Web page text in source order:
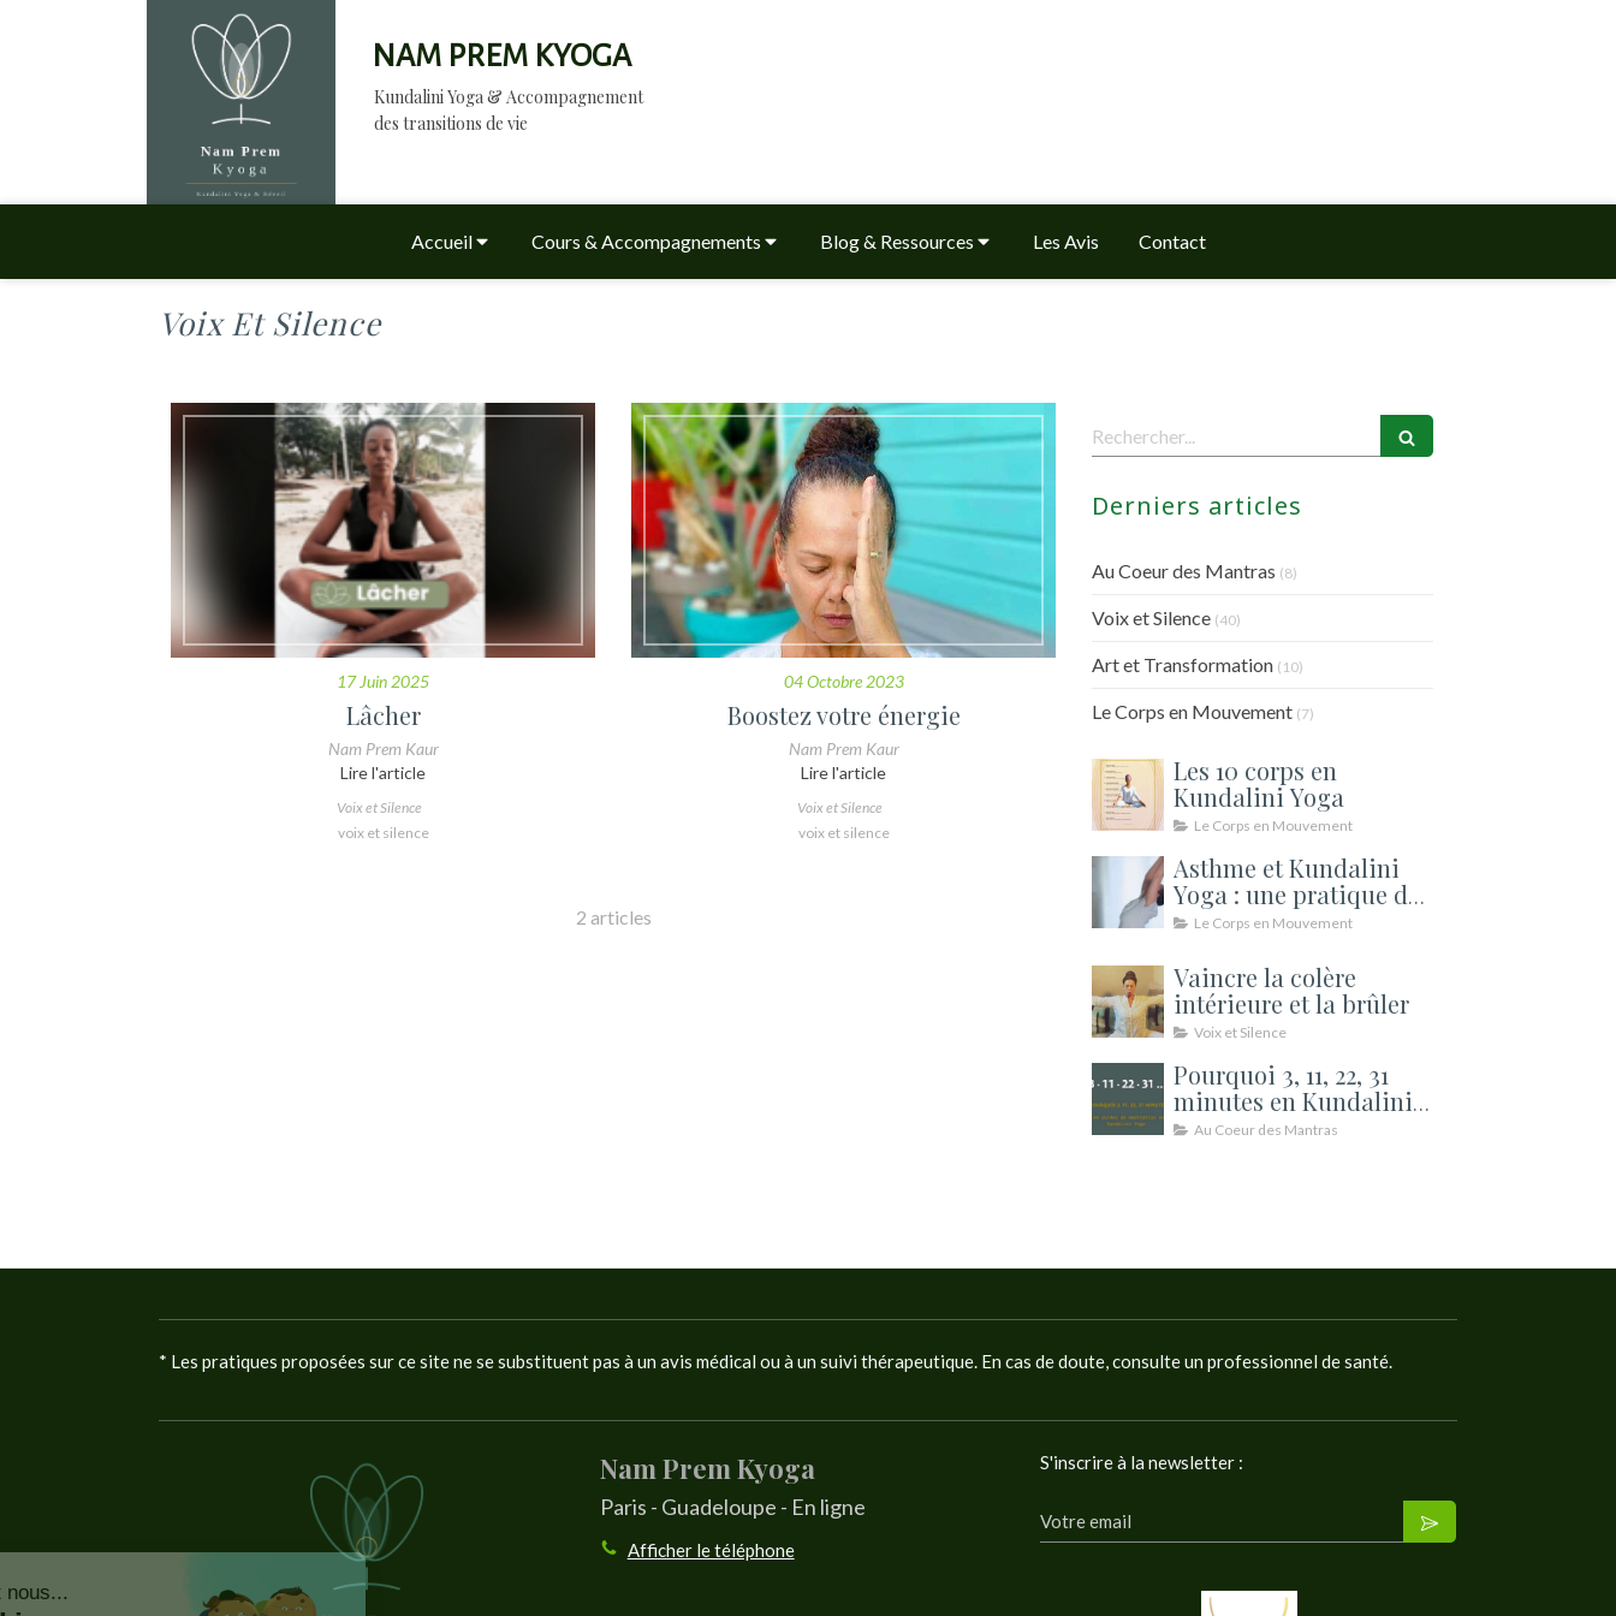
NAM PREM KYOGA
Kundalini Yoga & Accompagnement
des transitions de vie
Accueil Cours & Accompagnements Blog & Ressources Les Avis Contact
Voix Et Silence
17 Juin 2025
Lâcher
Nam Prem Kaur
Lire l'article
Voix et Silence
voix et silence
04 Octobre 2023
Boostez votre énergie
Nam Prem Kaur
Lire l'article
Voix et Silence
voix et silence
2 articles
Rechercher
Derniers articles
Au Coeur des Mantras (8)
Voix et Silence (40)
Art et Transformation (10)
Le Corps en Mouvement (7)
Les 10 corps en
Kundalini Yoga
Le Corps en Mouvement
Asthme et Kundalini
Yoga : une pratique de
soutien pour le souffle
Le Corps en Mouvement
Vaincre la colère
intérieure et la brûler
Voix et Silence
Pourquoi 3, 11, 22, 31
minutes en Kundalini
Yoga ? Les durées de
Au Coeur des Mantras
* Les pratiques proposées sur ce site ne se substituent pas à un avis médical ou à un suivi thérapeutique. En cas de doute, consulte un professionnel de santé.
Nam Prem Kyoga
Paris - Guadeloupe - En ligne
Afficher le téléphone
S'inscrire à la newsletter :
Votre email
Bonjour c'est nous...